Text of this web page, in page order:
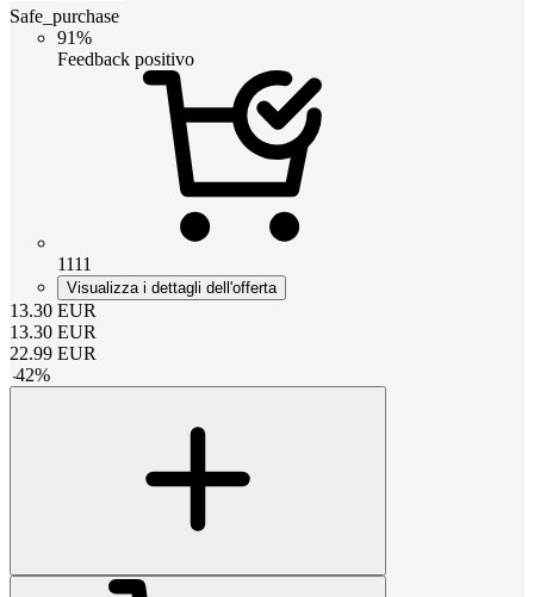
Safe_purchase
91%
Feedback positivo
1111
Visualizza i dettagli dell'offerta
13.30 EUR
13.30 EUR
22.99 EUR
-42%